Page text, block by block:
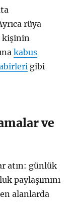
rüya
kişinin
kabus
gibi
ve
atın: günlük
paylaşımını
alanlarda